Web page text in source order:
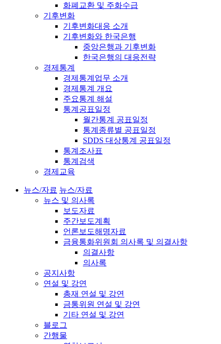
화폐교환 및 주화수급
기후변화
기후변화대응 소개
기후변화와 한국은행
중앙은행과 기후변화
한국은행의 대응전략
경제통계
경제통계업무 소개
경제통계 개요
주요통계 해설
통계공표일정
월간통계 공표일정
통계종류별 공표일정
SDDS 대상통계 공표일정
통계조사표
통계검색
경제교육
뉴스/자료 뉴스/자료
뉴스 및 의사록
보도자료
주간보도계획
언론보도해명자료
금융통화위원회 의사록 및 의결사항
의결사항
의사록
공지사항
연설 및 강연
총재 연설 및 강연
금통위원 연설 및 강연
기타 연설 및 강연
블로그
간행물